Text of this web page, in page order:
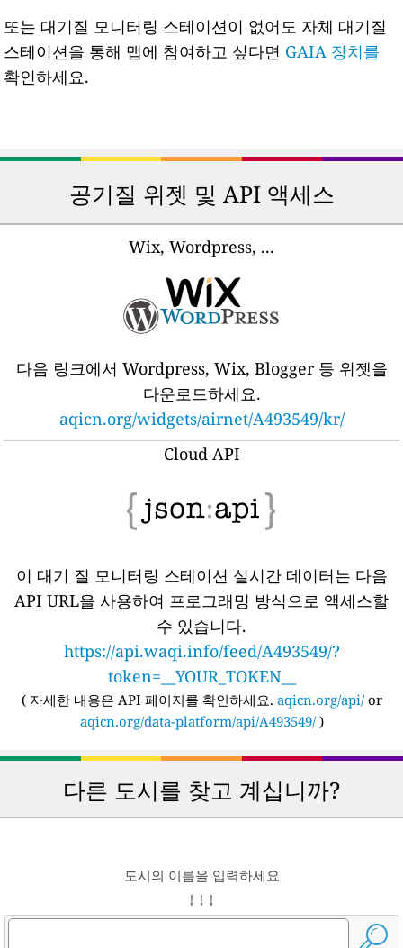
또는 대기질 모니터링 스테이션이 없어도 자체 대기질
스테이션을 통해 맵에 참여하고 싶다면 GAIA 장치를
확인하세요.
공기질 위젯 및 API 액세스
Wix, Wordpress, ...
다음 링크에서 Wordpress, Wix, Blogger 등 위젯을
다운로드하세요.
aqicn.org/widgets/airnet/A493549/kr/
Cloud API
이 대기 질 모니터링 스테이션 실시간 데이터는 다음
API URL을 사용하여 프로그래밍 방식으로 액세스할
수 있습니다.
https://api.waqi.info/feed/A493549/?
token=__YOUR_TOKEN__
( 자세한 내용은 API 페이지를 확인하세요. aqicn.org/api/or
aqicn.org/data-platform/api/A493549/)
다른 도시를 찾고 계십니까?
도시의 이름을 입력하세요
↓ ↓ ↓